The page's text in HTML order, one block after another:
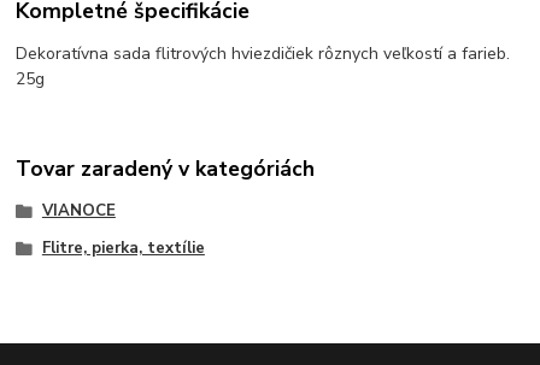
Kompletné špecifikácie
Dekoratívna sada flitrových hviezdičiek rôznych veľkostí a farieb.
25g
Tovar zaradený v kategóriách
VIANOCE
Flitre, pierka, textílie